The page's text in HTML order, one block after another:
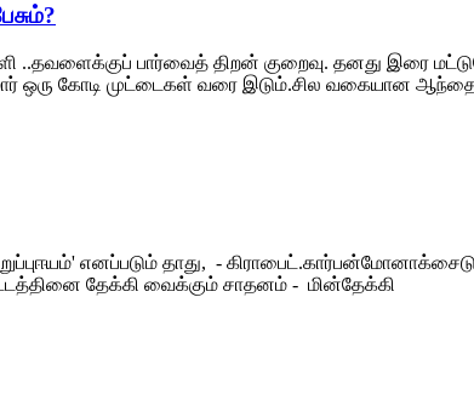
..தவளைக்குப் பார்வைத் திறன் குறைவு. தனது இரை
ஒரு கோடி முட்டைகள் வரை இடும்.சில வகையான
எனப்படும் தாது, -
தேக்கி வைக்கும் சாதனம் - மின்தேக்கி